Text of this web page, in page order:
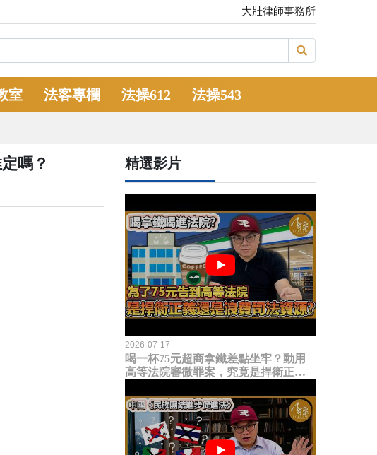
大壯律師事務所
室 法客專欄 法操612 法操543
嗎？ 精選影片
2026-07-17
喝一杯75元超商拿鐵差點坐牢？動用
高等法院審微罪案，究竟是捍衛正義